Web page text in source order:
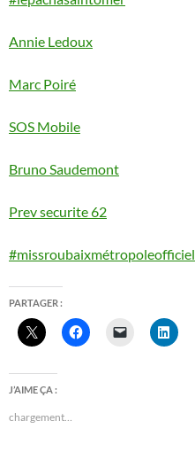
Annie Ledoux
Marc Poiré
SOS Mobile
Bruno Saudemont
Prev securite 62
#missroubaixmétropoleofficiel
PARTAGER :
J’AIME ÇA :
chargement…